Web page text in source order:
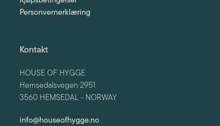
Personvernerklæring
Kontakt
HOUSE OF HYGGE
Hemsedalsvegen 2951
3560 HEMSEDAL - NORWAY
info@houseofhygge.no